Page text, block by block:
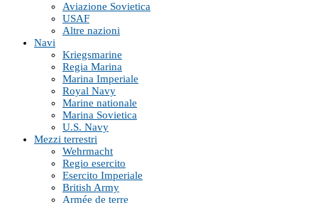
Aviazione Sovietica
USAF
Altre nazioni
Navi
Kriegsmarine
Regia Marina
Marina Imperiale
Royal Navy
Marine nationale
Marina Sovietica
U.S. Navy
Mezzi terrestri
Wehrmacht
Regio esercito
Esercito Imperiale
British Army
Armée de terre